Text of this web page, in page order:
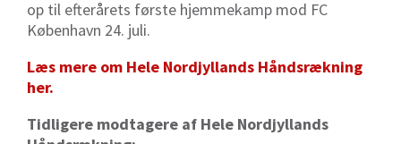
op til efterårets første hjemmekamp mod FC
København 24. juli.
Læs mere om Hele Nordjyllands Håndsrækning
her.
Tidligere modtagere af Hele Nordjyllands